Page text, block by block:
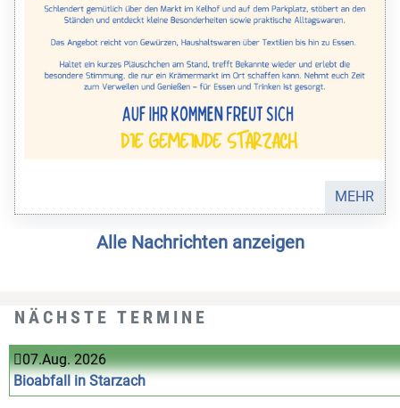
MEHR
Alle Nachrichten anzeigen
NÄCHSTE TERMINE
07.Aug. 2026
Bioabfall in Starzach